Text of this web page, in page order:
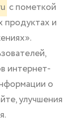
с пометкой
продуктах и
интернет-
о
улучшения